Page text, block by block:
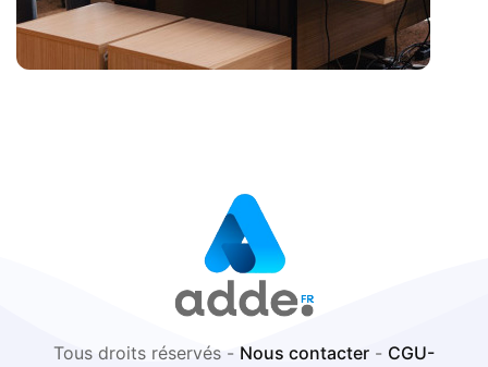
Tous droits réservés - Nous contacter - CGU-